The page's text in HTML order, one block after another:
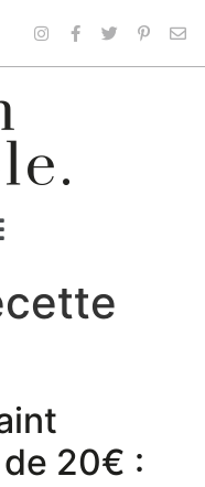
20€ :